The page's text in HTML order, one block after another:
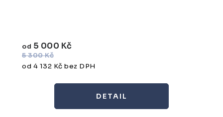
od 4 132 Kč bez DPH
od 5 000 Kč
5 300 Kč